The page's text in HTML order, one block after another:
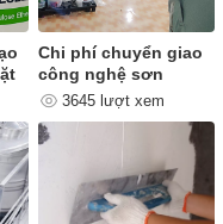
Chi phí chuyển giao
công nghệ sơn
3645 lượt xem